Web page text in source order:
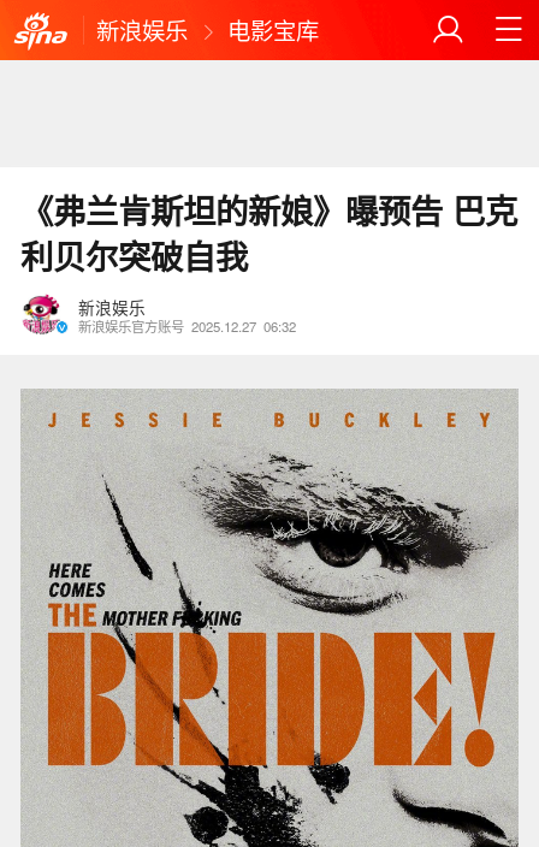
新浪娱乐 电影宝库
《弗兰肯斯坦的新娘》曝预告 巴克
利贝尔突破自我
新浪娱乐
新浪娱乐官方账号 2025.12.27 06:32